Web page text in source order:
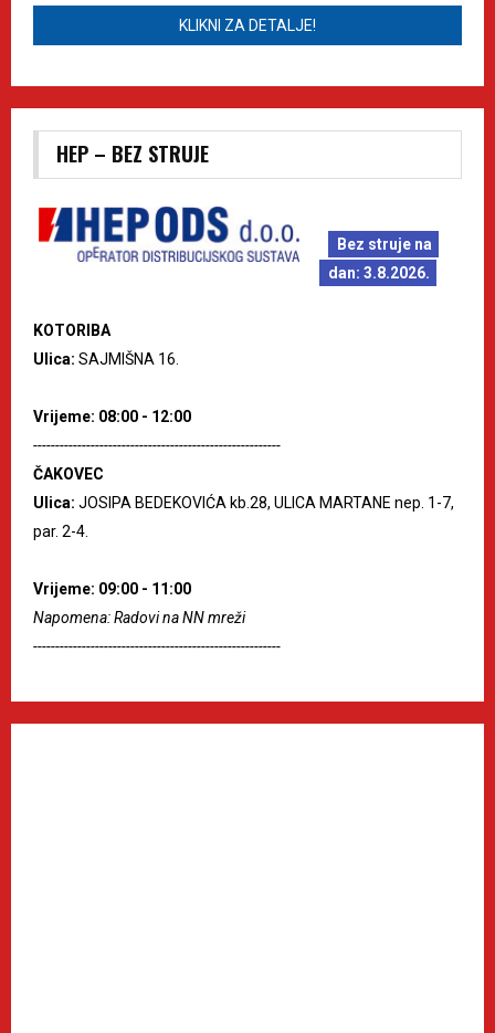
KLIKNI ZA DETALJE!
HEP – BEZ STRUJE
Bez struje na
dan: 3.8.2026.
KOTORIBA
Ulica: SAJMIŠNA 16.
Vrijeme: 08:00 - 12:00
--------------------------------------------------------
ČAKOVEC
Ulica: JOSIPA BEDEKOVIĆA kb.28, ULICA MARTANE nep. 1-7,
par. 2-4.
Vrijeme: 09:00 - 11:00
Napomena: Radovi na NN mreži
--------------------------------------------------------